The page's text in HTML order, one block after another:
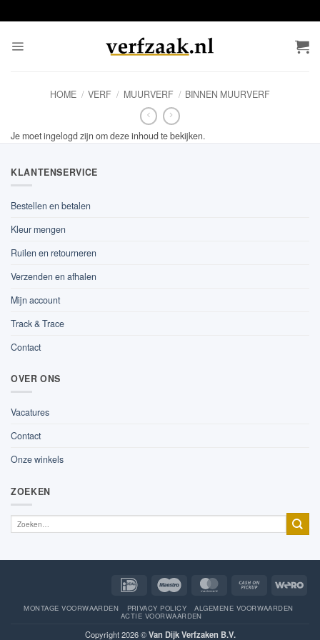
naar
HOME / VERF / MUURVERF / BINNEN MUURVERF
Je moet ingelogd zijn om deze inhoud te bekijken.
KLANTENSERVICE
Bestellen en betalen
Kleur mengen
Ruilen en retourneren
Verzenden en afhalen
Mijn account
Track & Trace
Contact
OVER ONS
Vacatures
Contact
Onze winkels
ZOEKEN
IDeal Maestro MasterCard
Cash
Pickup
MONTAGE VOORWAARDEN PRIVACY POLICY ALGEMENE VOORWAARDEN
ACTIE VOORWAARDEN
Copyright 2026 ©Van Dijk Verfzaken B.V.